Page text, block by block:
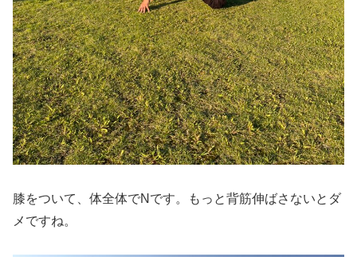
膝をついて、体全体でNです。もっと背筋伸ばさないとダ
メですね。